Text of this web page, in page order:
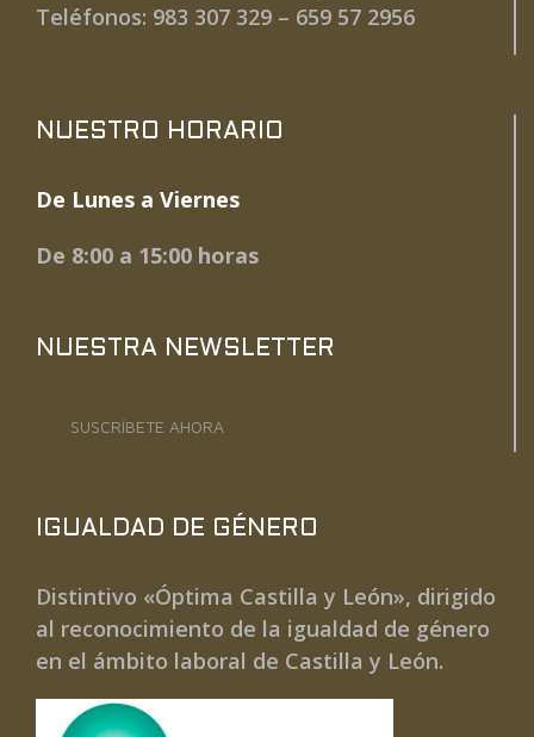
Teléfonos: 983 307 329 – 659 57 2956
NUESTRO HORARIO
De Lunes a Viernes
De 8:00 a 15:00 horas
NUESTRA NEWSLETTER
SUSCRÍBETE AHORA
IGUALDAD DE GÉNERO
Distintivo «Óptima Castilla y León», dirigido
al reconocimiento de la igualdad de género
en el ámbito laboral de Castilla y León.